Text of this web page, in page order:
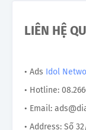
LIÊN HỆ
• Ads Idol
• Hotline:
• Email:
• Address: Số